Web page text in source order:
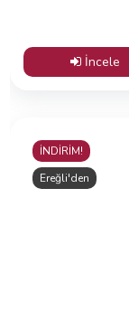
İncele
İNDİRİM!
Ereğli'den